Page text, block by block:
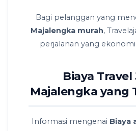
Bagi pelanggan yang
Majalengka murah,
perjalanan yang
Biaya Travel
Majalengka yang
Informasi mengenai Biaya